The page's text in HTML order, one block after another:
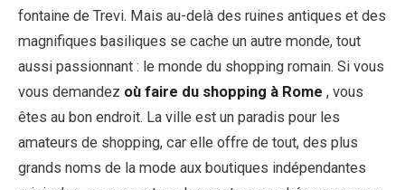
fontaine de Trevi. Mais au-delà des ruines antiques et des
magnifiques basiliques se cache un autre monde, tout
aussi passionnant : le monde du shopping romain. Si vous
vous demandez où faire du shopping à Rome , vous
êtes au bon endroit. La ville est un paradis pour les
amateurs de shopping, car elle offre de tout, des plus
grands noms de la mode aux boutiques indépendantes